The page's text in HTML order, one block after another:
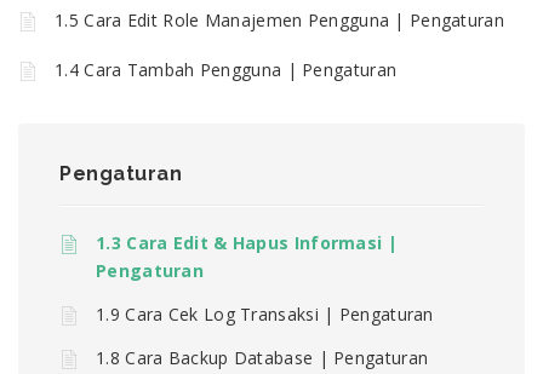
1.5 Cara Edit Role Manajemen Pengguna | Pengaturan
1.4 Cara Tambah Pengguna | Pengaturan
Pengaturan
1.3 Cara Edit & Hapus Informasi |
Pengaturan
1.9 Cara Cek Log Transaksi | Pengaturan
1.8 Cara Backup Database | Pengaturan